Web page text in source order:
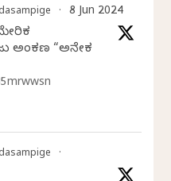
· 8 Jun 2024
ಅಂಕಣ “ಅನೇಕ
·